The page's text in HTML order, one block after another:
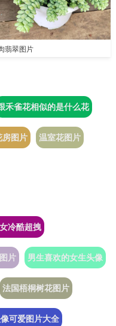
翡翠图片
禾雀花相似的是什么花
房图片 温室花图片
冷酷超拽
片 男生喜欢的女生头像
法国梧桐树花图片
可爱图片大全